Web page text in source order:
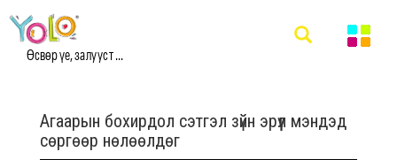
Өсвөр үе, залууст ...
Агаарын бохирдол сэтгэл зүйн эрүүл мэндэд
сөргөөр нөлөөлдөг